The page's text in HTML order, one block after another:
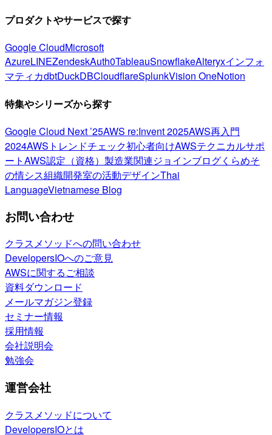
プロダクトやサービスで探す
Google CloudMicrosoft
AzureLINEZendeskAuth0TableauSnowflakeAlteryxインフォ
マティカdbtDuckDBCloudflareSplunkVision OneNotion
特集やシリーズから探す
Google Cloud Next ’25AWS re:Invent 2025AWS再入門
2024AWSトレンドチェック初心者向けAWSテクニカルサポ
ートAWS認定（資格） 製造業関連ジョインブログくらめそ
の情シス組織開発室の活動デザインThai
LanguageVietnamese Blog
お問い合わせ
クラスメソッドへの問い合わせ
DevelopersIOへのご意見
AWSに関するご相談
資料ダウンロード
メールマガジン登録
セミナー情報
採用情報
会社説明会
勉強会
運営会社
クラスメソッドについて
DevelopersIOとは